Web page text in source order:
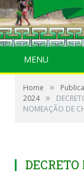
MENU
Home »
2024 »
NOMEAÇÃO DE